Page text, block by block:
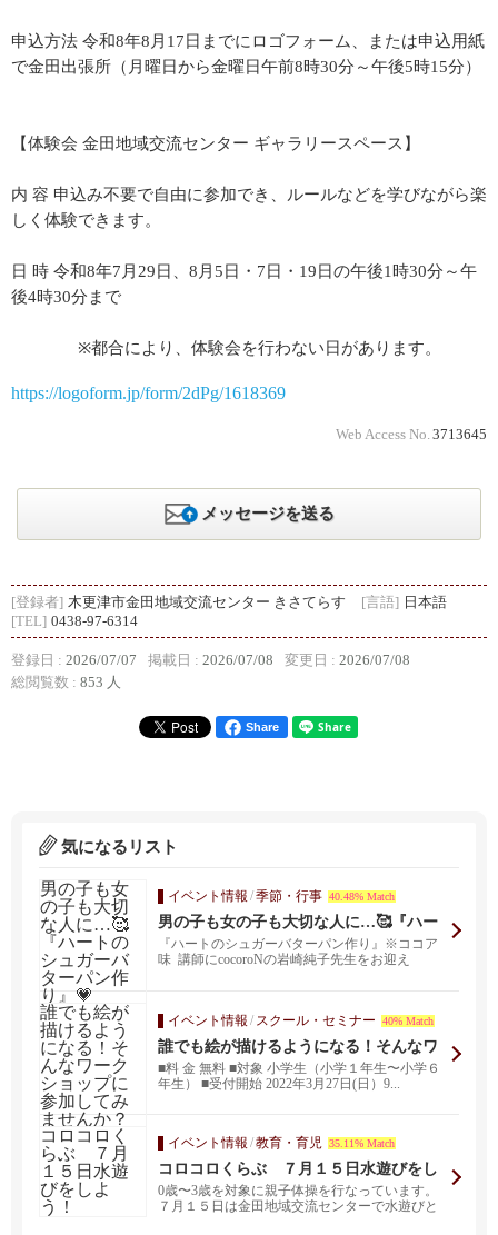
申込方法 令和8年8月17日までにロゴフォーム、または申込用紙
で金田出張所（月曜日から金曜日午前8時30分～午後5時15分）
【体験会 金田地域交流センター ギャラリースペース】
内 容 申込み不要で自由に参加でき、ルールなどを学びながら楽
しく体験できます。
日 時 令和8年7月29日、8月5日・7日・19日の午後1時30分～午
後4時30分まで
※都合により、体験会を行わない日があります。
https://logoform.jp/form/2dPg/1618369
Web Access No. 3713645
メッセージを送る
[登録者] 木更津市金田地域交流センター きさてらす [言語] 日本語
[TEL] 0438-97-6314
登録日 : 2026/07/07 掲載日 : 2026/07/08 変更日 : 2026/07/08
総閲覧数 : 853 人
Share
気になるリスト
イベント情報 /季節・行事 40.48% Match
男の子も女の子も大切な人に…🥰『ハー
トのシュガーバターパン作り』💗
⁡『ハートのシュガーバターパン作り』※ココア
味⁡ ⁡ 講師にcocoroNの岩崎純子先生をお迎え
イベント情報 / スクール・セミナー 40% Match
誰でも絵が描けるようになる！そんなワ
ークショップに参加してみませんか？
■料 金 無料 ■対象 小学生（小学１年生〜小学６
年生） ■受付開始 2022年3月27日(日）9...
イベント情報 /教育・育児 35.11% Match
コロコロくらぶ ７月１５日水遊びをし
よう！
0歳〜3歳を対象に親子体操を行なっています。
７月１５日は金田地域交流センターで水遊びと